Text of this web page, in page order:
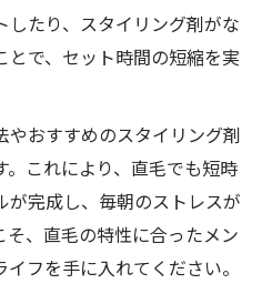
したり、スタイリング剤がな
とで、セット時間の短縮を実
やおすすめのスタイリング剤
これにより、直毛でも短時
が完成し、毎朝のストレスが
、直毛の特性に合ったメン
フを手に入れてください。